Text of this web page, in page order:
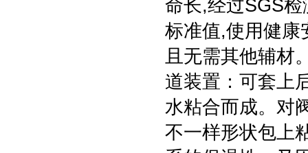
命长,经过SGS
标准值,使用健康
且无需其他辅材
道装置：可套上
水粘合而成。对
不一样形状包上